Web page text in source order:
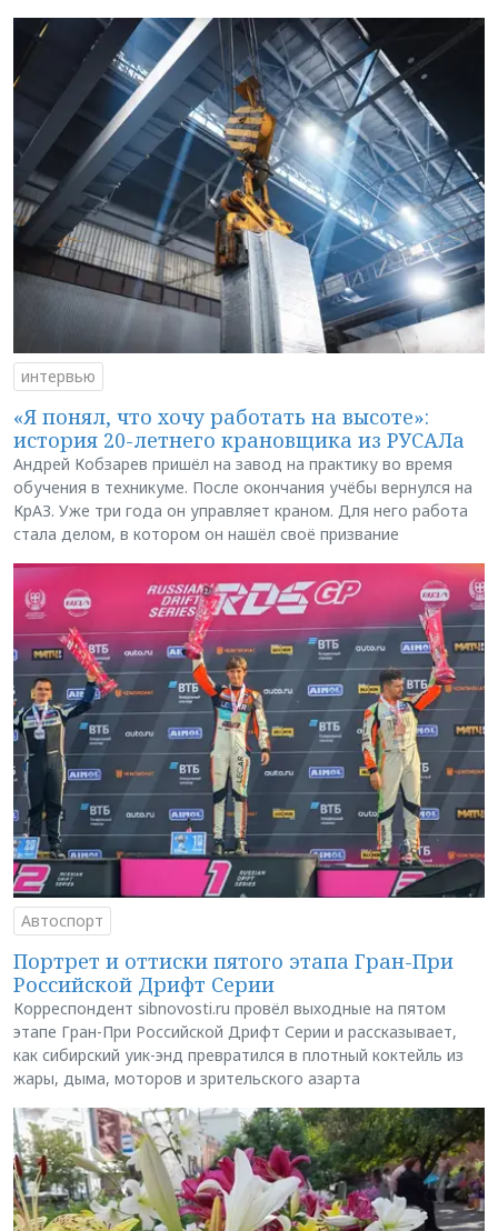
интервью
«Я понял, что хочу работать на высоте»:
история 20-летнего крановщика из РУСАЛа
Андрей Кобзарев пришёл на завод на практику во время
обучения в техникуме. После окончания учёбы вернулся на
КрАЗ. Уже три года он управляет краном. Для него работа
стала делом, в котором он нашёл своё призвание
Автоспорт
Портрет и оттиски пятого этапа Гран-При
Российской Дрифт Серии
Корреспондент sibnovosti.ru провёл выходные на пятом
этапе Гран-При Российской Дрифт Серии и рассказывает,
как сибирский уик-энд превратился в плотный коктейль из
жары, дыма, моторов и зрительского азарта